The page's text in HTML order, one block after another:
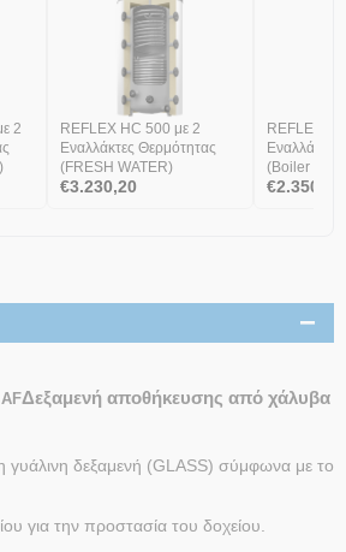
REFLEX ΗC 500 με 2
Εναλλάκτες Θερμότητας
(FRESH WATER)
€3.230,20
REFLEX AH 400/1_C με 1
Εναλλάκτη
(Boiler
€2.350,50
Δεξαμενή αποθήκευσης από χάλυβα
γυάλινη δεξαμενή (GLASS) σύμφωνα με το
για την προστασία του δοχείου.